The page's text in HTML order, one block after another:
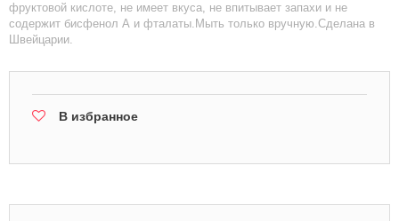
фруктовой кислоте, не имеет вкуса, не впитывает запахи и не
содержит бисфенол А и фталаты.Мыть только вручную.Сделана в
Швейцарии.
В избранное